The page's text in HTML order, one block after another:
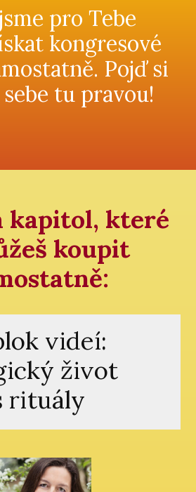
pro Tebe
kongresové
Pojď si
tu pravou!
kapitol, které
koupit
videí:
život
rituály